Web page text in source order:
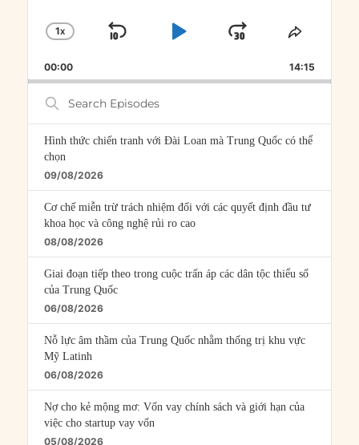
CHANGE
RATE
1X
SKIP
PLAYJUMP
FORWARD
SHARE
00:00 14:15
Search
Episodes
Hình thức chiến tranh với Đài Loan mà Trung Quốc có thể
chọn
09/08/2026
Cơ chế miễn trừ trách nhiệm đối với các quyết định đầu tư
khoa học và công nghệ rủi ro cao
08/08/2026
Giai đoạn tiếp theo trong cuộc trấn áp các dân tộc thiểu số
của Trung Quốc
06/08/2026
Nỗ lực âm thầm của Trung Quốc nhằm thống trị khu vực
Mỹ Latinh
06/08/2026
Nợ cho kẻ mộng mơ: Vốn vay chính sách và giới hạn của
việc cho startup vay vốn
05/08/2026